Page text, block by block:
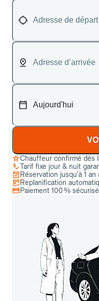
Chauffeur confirmé dès
Tarif fixe jour & nuit
Réservation jusqu’à 1 an
Replanification
Paiement 100 % sécurisé